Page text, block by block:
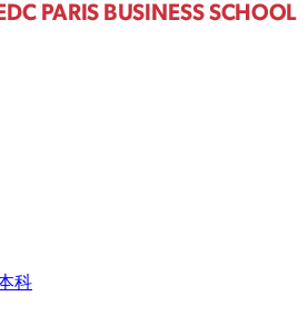
科